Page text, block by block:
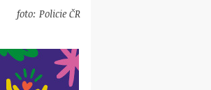
foto: Policie ČR